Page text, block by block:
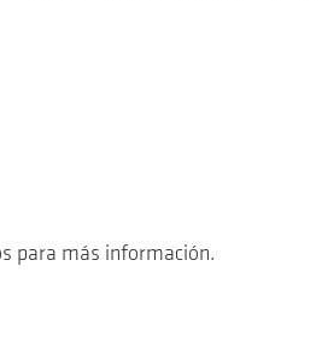
para más información.